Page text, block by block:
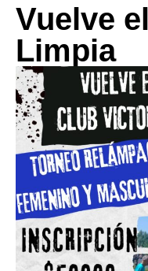
Vuelve
Limpia